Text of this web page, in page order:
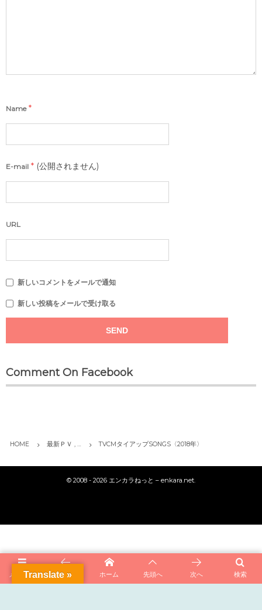
Name *
E-mail * (公開されません)
URL
新しいコメントをメールで通知
新しい投稿をメールで受け取る
Comment On Facebook
HOME 最新ＰＶ , … TVCMタイアップSONGS〈2018年〉
© 2008 - 2026 エンカラねっと – enkara.net
メニュー 検索
前へ ホーム 先頭へ 次へ
Translate »